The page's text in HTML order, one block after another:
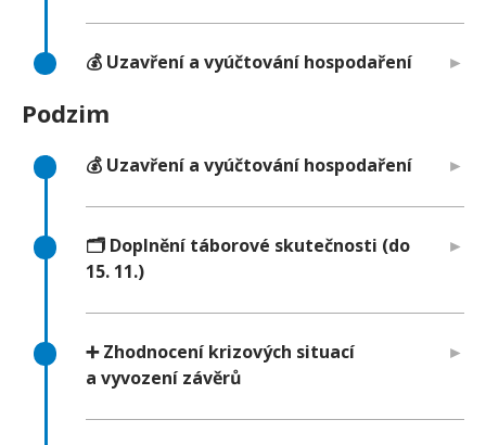
💰 Uzavření a vyúčtování hospodaření
Podzim
💰 Uzavření a vyúčtování hospodaření
🗂️ Doplnění táborové skutečnosti (do
15. 11.)
➕ Zhodnocení krizových situací
a vyvození závěrů